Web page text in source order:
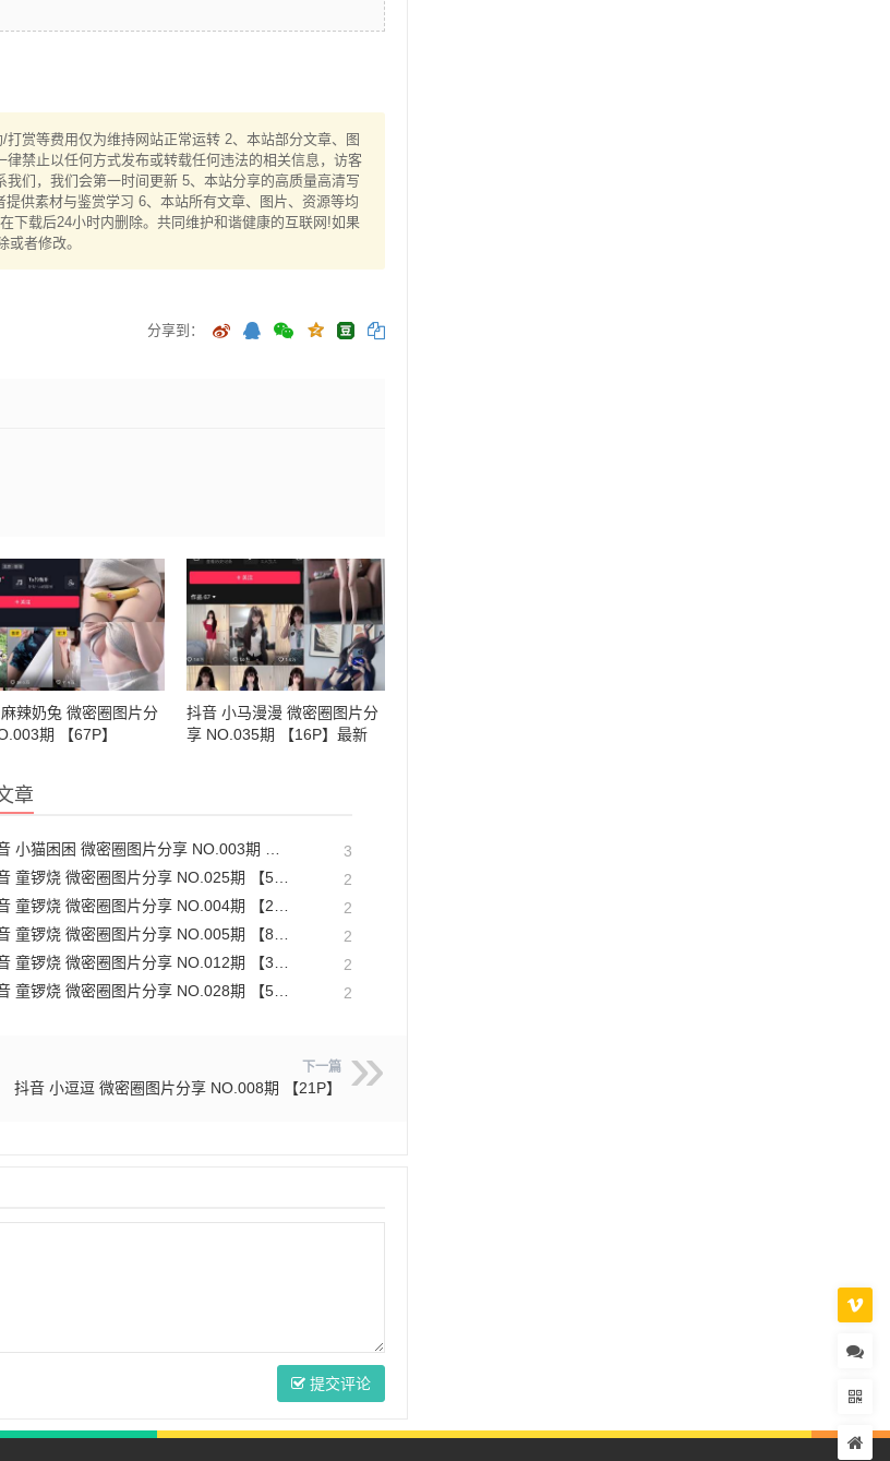
赏等费用仅为维持网站正常运转 2、本站部分文章、图
禁止以任何方式发布或转载任何违法的相关信息，访客
们，我们会第一时间更新 5、本站分享的高质量高清写
供素材与鉴赏学习 6、本站所有文章、图片、资源等均
下载后24小时内删除。共同维护和谐健康的互联网!如果
者修改。
分享到：
辣奶兔 微密圈图片分
期 【67P】
抖音 小马漫漫 微密圈图片分
享 NO.035期 【16P】最新
章
猫困困 微密圈图片分享 NO.003期 【23P16V】最新至：2025.1.23 3
童锣烧 微密圈图片分享 NO.025期 【5V】最新至：2025.3.12 2
童锣烧 微密圈图片分享 NO.004期 【20P5V】 2
锣烧 微密圈图片分享 NO.005期 【8P1V】最新至：2023.6.11 2
童锣烧 微密圈图片分享 NO.012期 【31P】 2
锣烧 微密圈图片分享 NO.028期 【5P6V】最新至：2025.4.9 2
下一篇
抖音 小逗逗 微密圈图片分享 NO.008期 【21P】
提交评论